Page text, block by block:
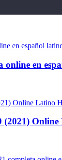
online en
(2021)